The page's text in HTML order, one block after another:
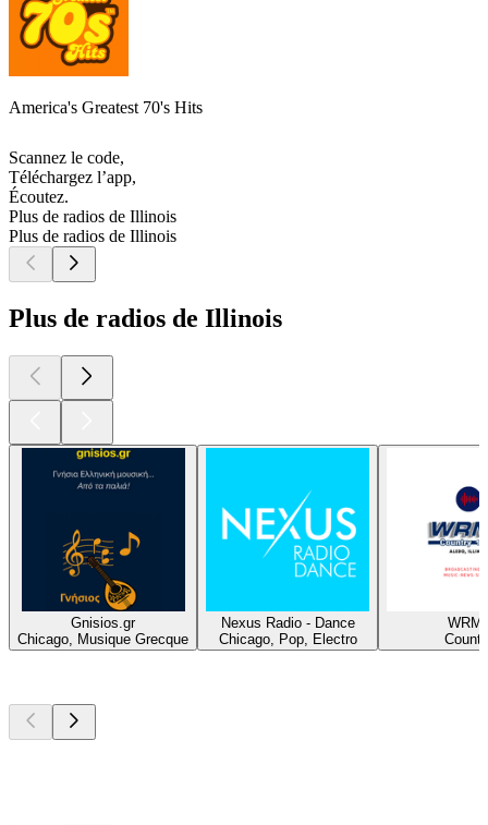
America's Greatest 70's Hits
Scannez le code,
Téléchargez l’app,
Écoutez.
Plus de radios de Illinois
Plus de radios de Illinois
Plus de radios de Illinois
Gnisios.gr
Chicago, Musique Grecque
Nexus Radio - Dance
Chicago, Pop, Electro